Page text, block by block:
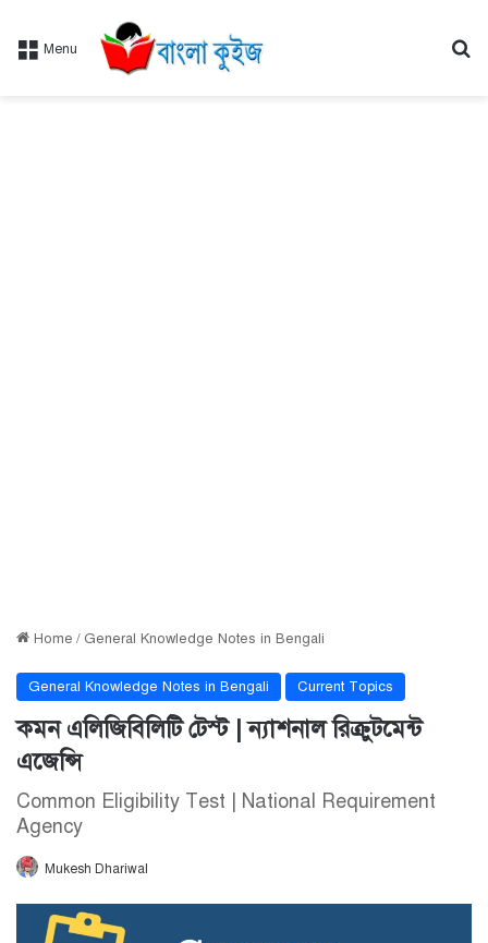
Menu
Home / General Knowledge Notes in Bengali
General Knowledge Notes in Bengali Current Topics
কমন এলিজিবিলিটি টেস্ট | ন্যাশনাল রিক্রুটমেন্ট
এজেন্সি
Common Eligibility Test | National Requirement
Agency
Mukesh Dhariwal